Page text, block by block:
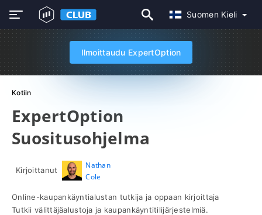
Suomen Kieli
Ilmoittaudu ExpertOption
Kotiin
ExpertOption
Suositusohjelma
Kirjoittanut
Nathan
Cole
Online-kaupankäyntialustan tutkija ja oppaan kirjoittaja
Tutkii välittäjäalustoja ja kaupankäyntitilijärjestelmiä.